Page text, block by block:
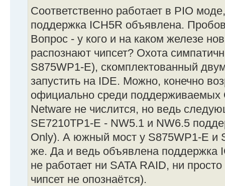
Соответственно работает в PIO
поддержка ICH5R объявлена.
Вопрос - у кого и на каком железе
распознают чипсет? Охота
S875WP1-E), скомплектованный
запустить на IDE. Можно, конечно
официально среди
Netware не числится, но ведь
SE7210TP1-E - NW5.1 и NW6.5
Only). А южный мост у S875WP1-E и
же. Да и ведь объявлена поддержка
не работает ни SATA RAID, ни
чипсет не опознаётся).